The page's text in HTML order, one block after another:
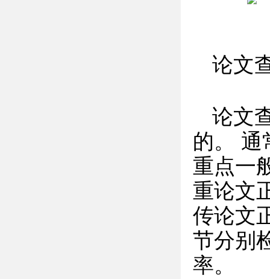
论文
论文
的。 通
重点一
重论文
传论文
节分别
率。